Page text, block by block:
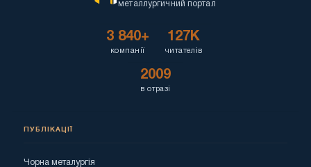
металлургичний портал
3 840+
компанії
127K
читателів
2009
в отразі
ПУБЛІКАЦІЇ
Чорна металургія